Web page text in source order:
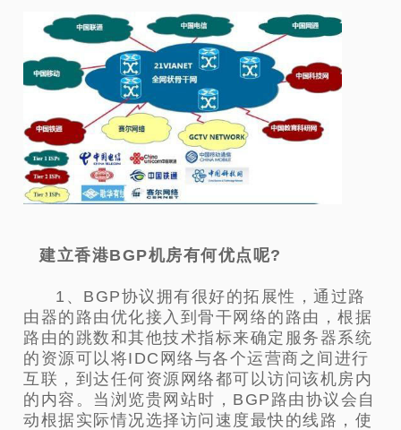
建立香港BGP机房有何优点呢?
1、BGP协议拥有很好的拓展性，通过路
由器的路由优化接入到骨干网络的路由，根据
路由的跳数和其他技术指标来确定服务器系统
的资源可以将IDC网络与各个运营商之间进行
互联，到达任何资源网络都可以访问该机房内
的内容。当浏览贵网站时，BGP路由协议会自
动根据实际情况选择访问速度最快的线路，使